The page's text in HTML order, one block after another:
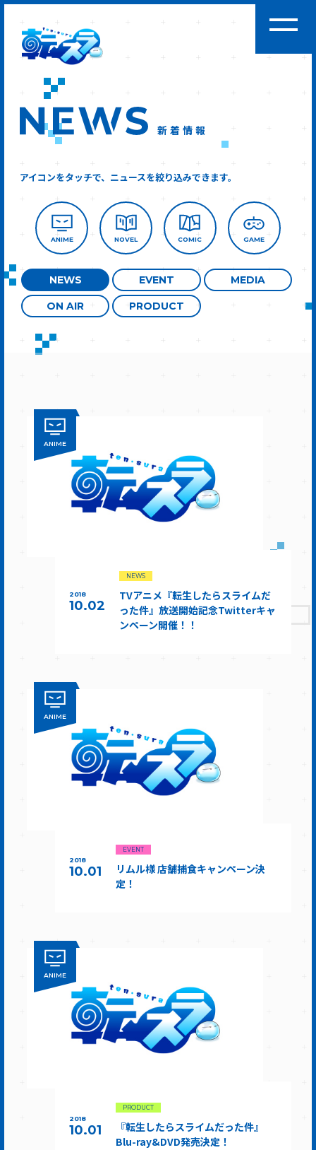
新着情報
アイコンをタッチで、ニュースを絞り込みできます。
ANIME NOVEL COMIC GAME
NEWS EVENT MEDIA
ON AIR PRODUCT
ANIME
2018
10.02
NEWS
TVアニメ『転生したらスライムだ
った件』放送開始記念Twitterキャ
ンペーン開催！！
ANIME
2018
10.01
EVENT
リムル様 店舗捕食キャンペーン決
定！
ANIME
2018
10.01
PRODUCT
『転生したらスライムだった件』
Blu-ray&DVD発売決定！